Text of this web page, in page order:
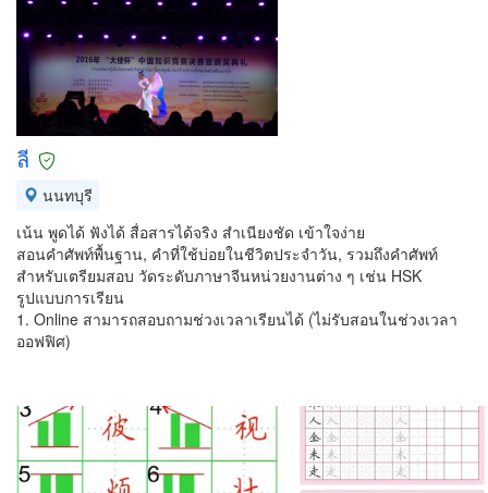
ลี
นนทบุรี
เน้น พูดได้ ฟังได้ สื่อสารได้จริง สำเนียงชัด เข้าใจง่าย
สอนคำศัพท์พื้นฐาน, คำที่ใช้บ่อยในชีวิตประจำวัน, รวมถึงคำศัพท์
สำหรับเตรียมสอบ วัดระดับภาษาจีนหน่วยงานต่าง ๆ เช่น HSK
รูปแบบการเรียน
1. Online สามารถสอบถามช่วงเวลาเรียนได้ (ไม่รับสอนในช่วงเวลา
ออฟฟิศ)